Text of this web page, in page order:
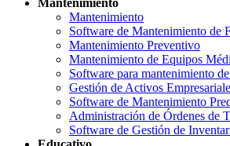
Mantenimiento
Software de Mantenimiento de
Mantenimiento Preventivo
Mantenimiento de Equipos
Software para mantenimiento
Gestión de Activos
Software de Mantenimiento
Administración de Órdenes de
Software de Gestión de